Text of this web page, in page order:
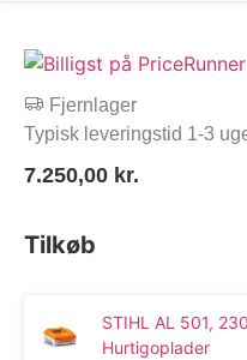
Fjernlager
Typisk leveringstid 1-3
7.250,00 kr.
Tilkøb
STIHL AL 501,
Hurtigoplader